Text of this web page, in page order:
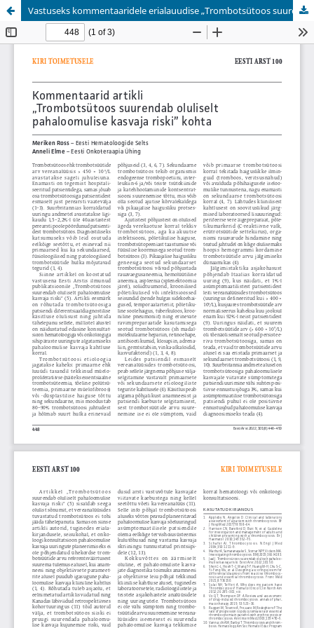
Vastuseks kommentaaridele erialauudise „Trombotsütoos suurendab oluliselt pahaloomulise kasvaja riski“ kohta